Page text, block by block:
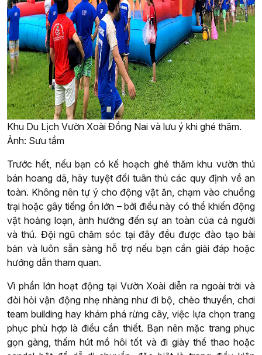
Khu Du Lịch Vườn Xoài Đồng Nai và lưu ý khi ghé thăm.
Ảnh: Sưu tầm
Trước hết, nếu bạn có kế hoạch ghé thăm khu vườn thú
bán hoang dã, hãy tuyệt đối tuân thủ các quy định về an
toàn. Không nên tự ý cho động vật ăn, chạm vào chuồng
trại hoặc gây tiếng ồn lớn – bởi điều này có thể khiến động
vật hoảng loạn, ảnh hưởng đến sự an toàn của cả người
và thú. Đội ngũ chăm sóc tại đây đều được đào tạo bài
bản và luôn sẵn sàng hỗ trợ nếu bạn cần giải đáp hoặc
hướng dẫn tham quan.
Vì phần lớn hoạt động tại Vườn Xoài diễn ra ngoài trời và
đòi hỏi vận động nhẹ nhàng như đi bộ, chèo thuyền, chơi
team building hay khám phá rừng cây, việc lựa chọn trang
phục phù hợp là điều cần thiết. Bạn nên mặc trang phục
gọn gàng, thấm hút mồ hôi tốt và đi giày thể thao hoặc